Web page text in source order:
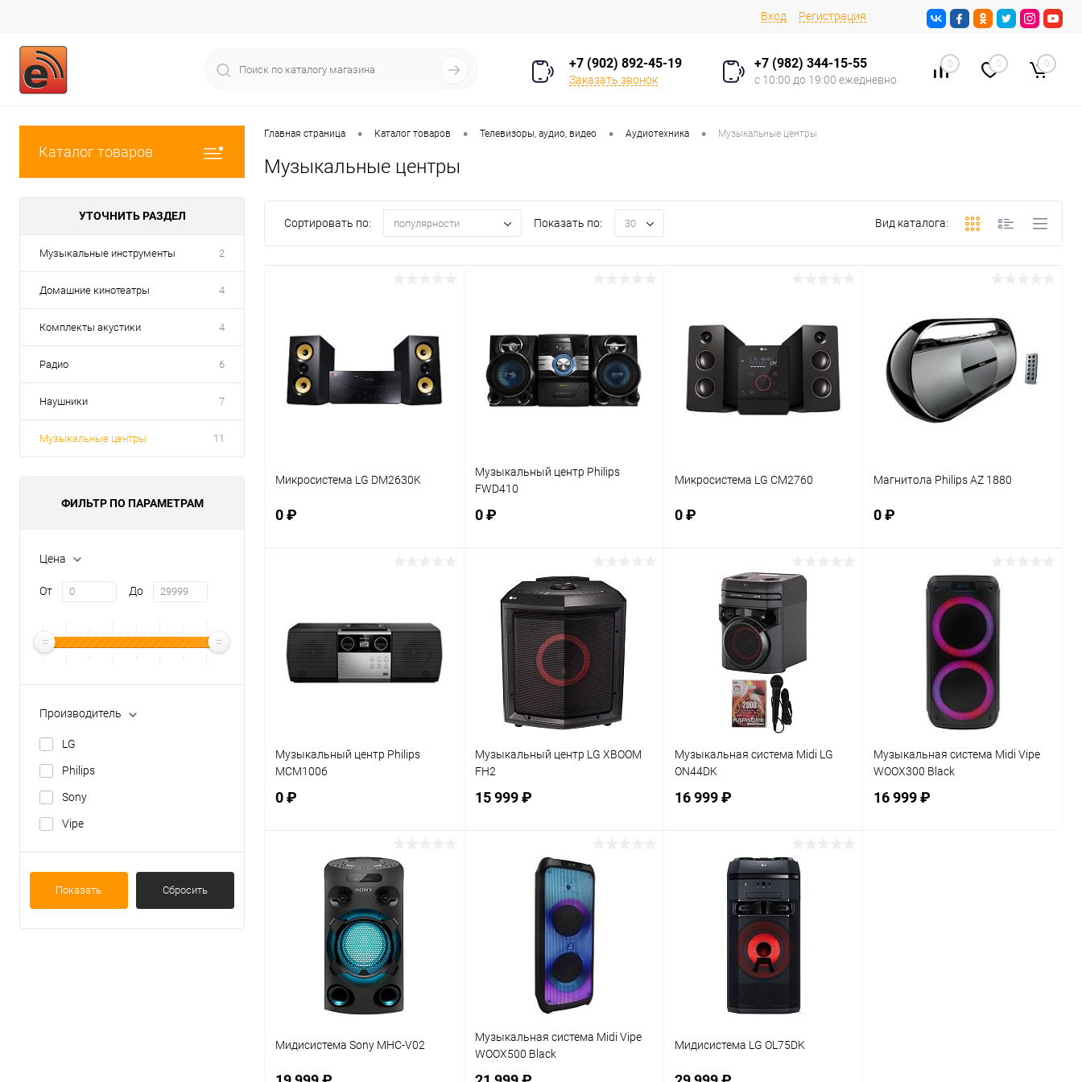
Вход Регистрация
+7 (902) 892-45-19
Заказать звонок
+7 (982) 344-15-55
с 10:00 до 19:00 ежедневно
0 0 0
Каталог товаров
УТОЧНИТЬ РАЗДЕЛ
Музыкальные инструменты 2
Домашние кинотеатры 4
Комплекты акустики 4
Радио 6
Наушники 7
Музыкальные центры 11
ФИЛЬТР ПО ПАРАМЕТРАМ
Цена
От До
Производитель
LG
Philips
Sony
Vipe
Показать Сбросить
Главная страница • Каталог товаров • Телевизоры, аудио, видео • Аудиотехника • Музыкальные центры
Музыкальные центры
Сортировать по: популярности Показать по: 30 Вид каталога:
Микросистема LG DM2630K
0 ₽
Купить в 1 клик К сравнению
В избранное В наличии
Музыкальный центр Philips
FWD410
0 ₽
В корзину
Купить в 1 клик К сравнению
В избранное В наличии
Микросистема LG CM2760
0 ₽
В корзину
Купить в 1 клик
В избранное
Магнитола Philips AZ 1880
0 ₽
В корзину
Купить в 1 клик К сравнению
В избранное
Музыкальный центр Philips
MCM1006
0 ₽
В корзину
Купить в 1 клик К сравнению
В избранное В наличии
Музыкальный центр LG XBOOM
FH2
15 999 ₽
В корзину
Купить в 1 клик К сравнению
В избранное
Музыкальная система Midi LG
ON44DK
16 999 ₽
В корзину
Купить в 1 клик К сравнению
В избранное
Музыкальная система Midi Vipe
WOOX300 Black
16 999 ₽
Мидисистема Sony MHC-V02
Музыкальная система Midi Vipe
WOOX500 Black
Мидисистема LG OL75DK